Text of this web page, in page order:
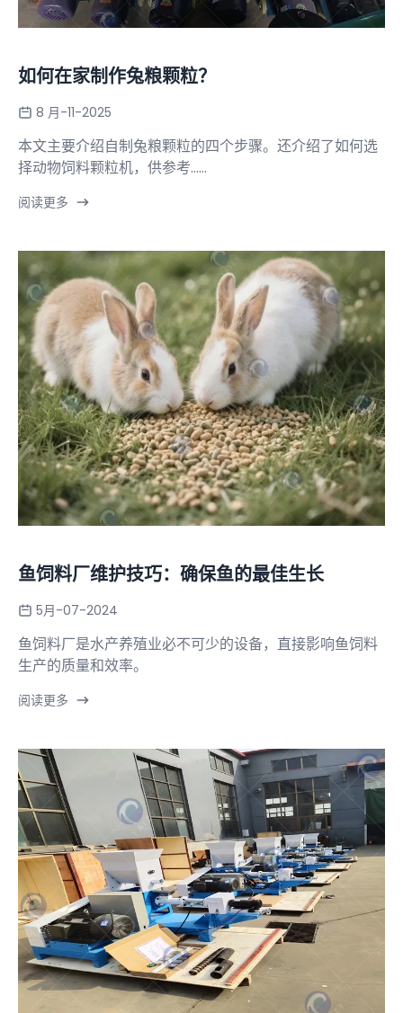
如何在家制作兔粮颗粒？
8 月-11-2025
本文主要介绍自制兔粮颗粒的四个步骤。还介绍了如何选
择动物饲料颗粒机，供参考……
阅读更多
鱼饲料厂维护技巧：确保鱼的最佳生长
5月-07-2024
鱼饲料厂是水产养殖业必不可少的设备，直接影响鱼饲料
生产的质量和效率。
阅读更多